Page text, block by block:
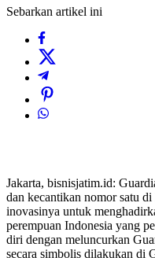
Sebarkan artikel ini
Jakarta, bisnisjatim.id:
dan kecantikan nomor satu
inovasinya untuk
perempuan Indonesia yang
diri dengan meluncurkan
secara simbolis dilakukan di